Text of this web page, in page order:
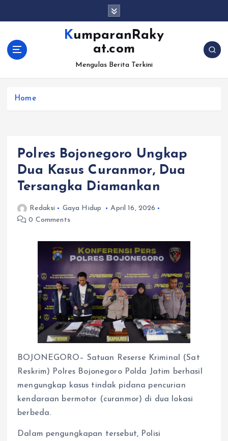
KumparanRaky
at.com
Mengulas Berita Terkini
Home
Polres Bojonegoro Ungkap
Dua Kasus Curanmor, Dua
Tersangka Diamankan
Redaksi Gaya Hidup
April 16, 2026
0 Comments
BOJONEGORO– Satuan Reserse Kriminal (Sat
Reskrim) Polres Bojonegoro Polda Jatim berhasil
mengungkap kasus tindak pidana pencurian
kendaraan bermotor (curanmor) di dua lokasi
berbeda.
Dalam pengungkapan tersebut, Polisi